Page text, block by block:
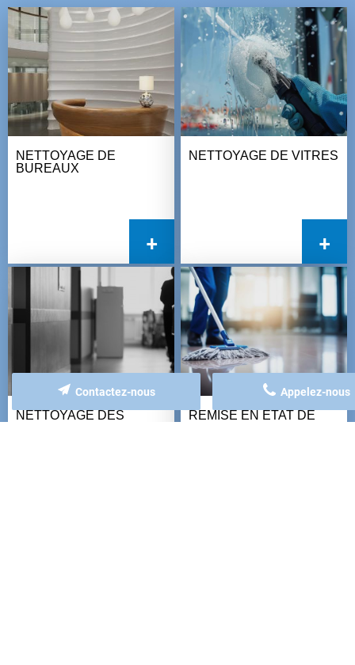
NETTOYAGE DE
BUREAUX
+
NETTOYAGE DE VITRES
+
NETTOYAGE DES
REMISE EN ÉTAT DE
Appelez-nous
Contactez-nous